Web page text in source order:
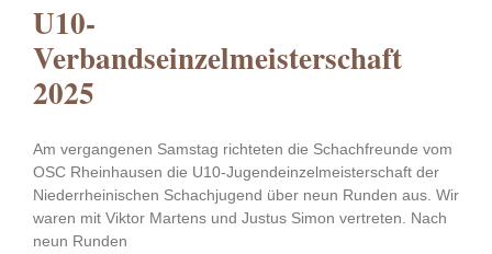
U10-
Verbandseinzelmeisterschaft
2025
Am vergangenen Samstag richteten die Schachfreunde vom
OSC Rheinhausen die U10-Jugendeinzelmeisterschaft der
Niederrheinischen Schachjugend über neun Runden aus. Wir
waren mit Viktor Martens und Justus Simon vertreten. Nach
neun Runden